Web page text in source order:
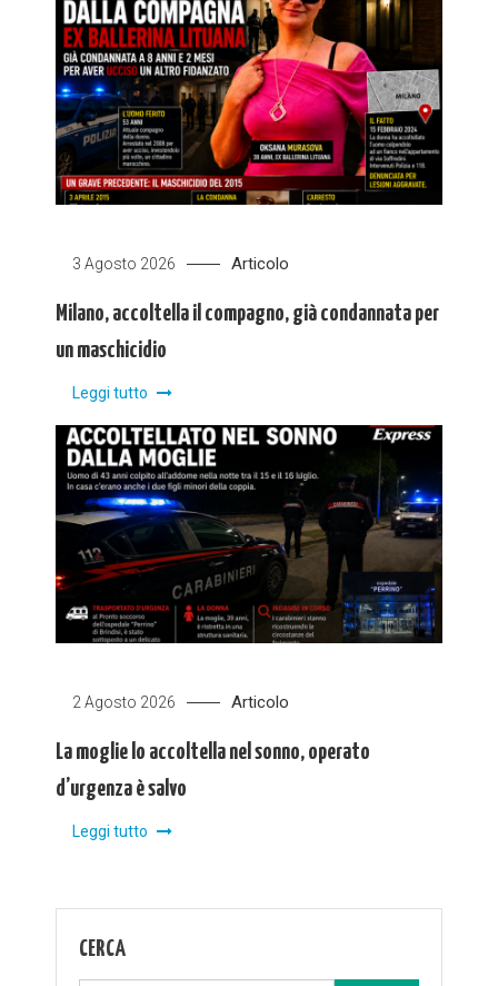
3 Agosto 2026 Articolo
Milano, accoltella il compagno, già condannata per
un maschicidio
Leggi tutto
2 Agosto 2026 Articolo
La moglie lo accoltella nel sonno, operato
d’urgenza è salvo
Leggi tutto
CERCA